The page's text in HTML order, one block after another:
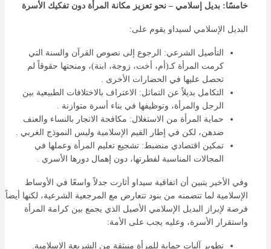
خامسًا: بديل إسلامي – نحو تعزيز مكانة المرأة دون تفكيك الأسرة
البديل الإسلامي لسيداو يقوم على:
التأصيل الشرعي: الرجوع إلى نصوص القرآن والسنة التي
كرمت المرأة كـ(أم، أخت، زوجة، ابنة)، ومنحتها حقوقاً لم
تحصل عليها في الحضارات الأخرى .
التكامل بديلاً عن التماثل: الاعتراف بالاختلافات الطبيعية بين
الرجل والمرأة، وتوظيفها في بناء أسرة متوازنة .
حماية المرأة من الاستغلال: مكافحة الاتجار بالنساء والعنف
ضدهن، لكن في إطار القيم الإسلامية وليس النموذج الغربي .
تمكين اقتصادي منضبط: تشجيع تعليم المرأة وعملها في
المجالات المناسبة لفطرتها، دون إهمال دورها الأسري .
وفي الأخير يتبين أن اتفاقية سيداو أثارت جدلاً واسعًا في الأوساط
الإسلامية لما تتضمنه من بنود تتعارض مع المرجعية الشرعية، لكنها أيضاً
فرصة لإبراز البديل الإسلامي الأصيل الذي يجمع بين كرامة المرأة
واستقرار الأسرة، وعليه يجب على الأمة:
تطوير آليات حماية للمرأة منبثقة من الشريعة الإسلامية.